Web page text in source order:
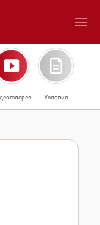
Условия